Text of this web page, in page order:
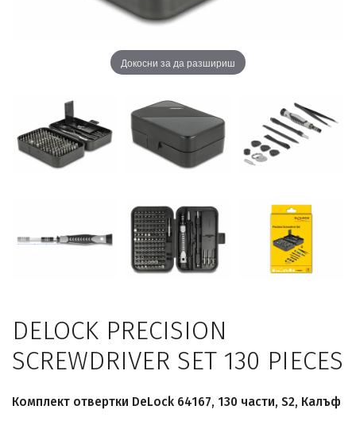
Докосни за да разшириш
DELOCK PRECISION
SCREWDRIVER SET 130 PIECES
Комплект отвертки DeLock 64167, 130 части, S2, Калъф